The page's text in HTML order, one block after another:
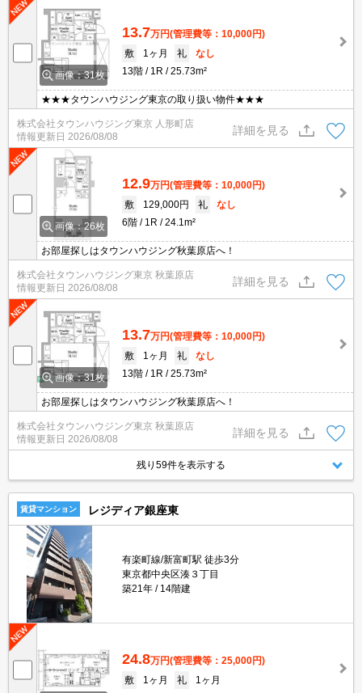
画像：31枚
13.7万円(管理費等：10,000円)
敷
1ヶ月 礼
なし
13階
1R 25.73m²
★★★タウンハウジング東京の取り扱い物件★★★
株式会社タウンハウジング東京 人形町店
情報更新日 2026/08/08
詳細を見る
画像：26枚
12.9万円(管理費等：10,000円)
敷
129,000円 礼
なし
6階
1R 24.1m²
お部屋探しはタウンハウジング秋葉原店へ！
株式会社タウンハウジング東京 秋葉原店
情報更新日 2026/08/08
詳細を見る
画像：31枚
13.7万円(管理費等：10,000円)
敷
1ヶ月 礼
なし
13階
1R 25.73m²
お部屋探しはタウンハウジング秋葉原店へ！
株式会社タウンハウジング東京 秋葉原店
情報更新日 2026/08/08
詳細を見る
残り59件を表示する
賃貸マンション レジディア銀座東
有楽町線/新富町駅 徒歩3分
東京都中央区湊３丁目
築21年
14階建
24.8万円(管理費等：25,000円)
敷
1ヶ月 礼
1ヶ月